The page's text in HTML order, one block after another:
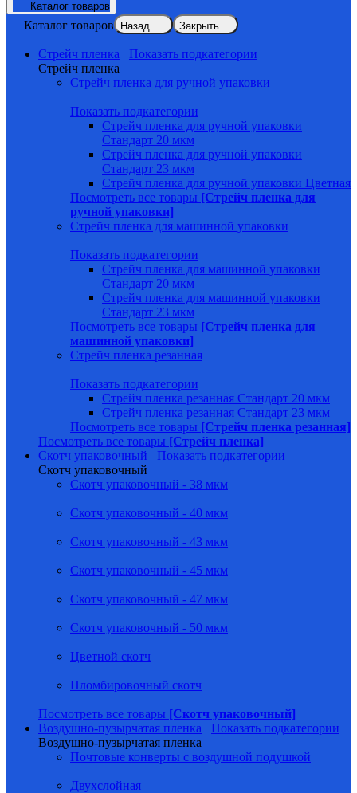
Каталог товаров
Каталог товаров Назад Закрыть
Стрейч пленка
Показать подкатегории
Стрейч пленка
Стрейч пленка для ручной упаковки
Показать подкатегории
Стрейч пленка для ручной упаковки
Стандарт 20 мкм
Стрейч пленка для ручной упаковки
Стандарт 23 мкм
Стрейч пленка для ручной упаковки Цветная
Посмотреть все товары [Стрейч пленка для
ручной упаковки]
Стрейч пленка для машинной упаковки
Показать подкатегории
Стрейч пленка для машинной упаковки
Стандарт 20 мкм
Стрейч пленка для машинной упаковки
Стандарт 23 мкм
Посмотреть все товары [Стрейч пленка для
машинной упаковки]
Стрейч пленка резанная
Показать подкатегории
Стрейч пленка резанная Стандарт 20 мкм
Стрейч пленка резанная Стандарт 23 мкм
Посмотреть все товары [Стрейч пленка резанная]
Посмотреть все товары [Стрейч пленка]
Скотч упаковочный
Показать подкатегории
Скотч упаковочный
Скотч упаковочный - 38 мкм
Скотч упаковочный - 40 мкм
Скотч упаковочный - 43 мкм
Скотч упаковочный - 45 мкм
Скотч упаковочный - 47 мкм
Скотч упаковочный - 50 мкм
Цветной скотч
Пломбировочный скотч
Посмотреть все товары [Скотч упаковочный]
Воздушно-пузырчатая пленка
Показать подкатегории
Воздушно-пузырчатая пленка
Почтовые конверты с воздушной подушкой
Двухслойная